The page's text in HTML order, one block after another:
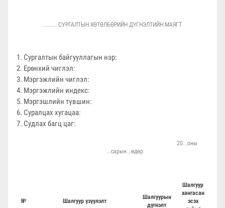
......... СУРГАЛТЫН ХӨТӨЛБӨРИЙН ДҮГНЭЛТИЙН МАЯГТ
Сургалтын байгууллагын нэр:
Ерөнхий чиглэл:
Мэргэжлийн чиглэл:
Мэргэжлийн индекс:
Мэргэшлийн түвшин:
Суралцах хугацаа:
Судлах багц цаг:
20...оны
...сарын...өдөр
№ Шалгуур үзүүлэлт
Шалгуурын
дүгнэлт
Шалгуур
хангасан
эсэх